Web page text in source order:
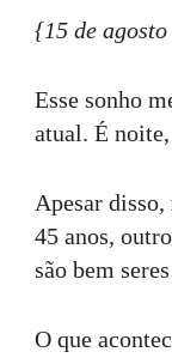
{15 de
Esse sonho
atual. É
Apesar
45 anos,
são bem
O que